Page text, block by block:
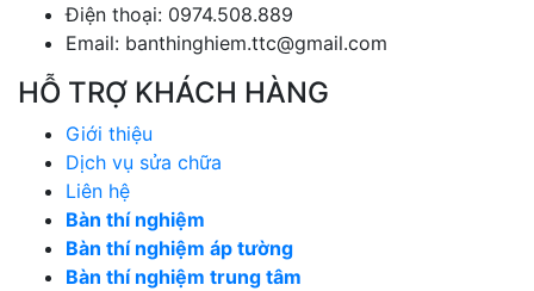
Điện thoại: 0974.508.889
Email: banthinghiem.ttc@gmail.com
HỖ TRỢ KHÁCH HÀNG
Giới thiệu
Dịch vụ sửa chữa
Liên hệ
Bàn thí nghiệm
Bàn thí nghiệm áp tường
Bàn thí nghiệm trung tâm